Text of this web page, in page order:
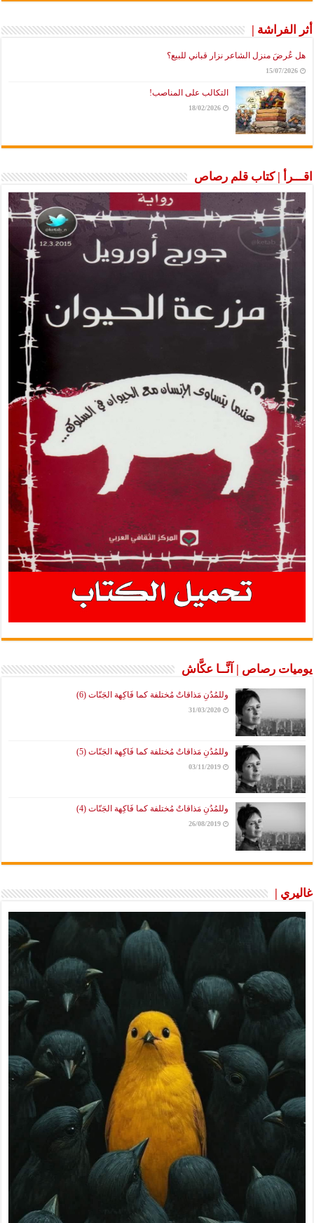
أثر الفراشة |
هل عُرضَ منزل الشاعر نزار قباني للبيع؟
15/07/2026
التكالب على المناصب!
18/02/2026
اقـــرأ | كتاب قلم رصاص
يوميات رصاص | آنَّــا عكَّاش
وللمُدُنِ مَذاقاتٌ مُختلفة كما فَاكِهة الجَنّات (6)
31/03/2020
وللمُدُنِ مَذاقاتٌ مُختلفة كما فَاكِهة الجَنّات (5)
03/11/2019
وللمُدُنِ مَذاقاتٌ مُختلفة كما فَاكِهة الجَنّات (4)
26/08/2019
غاليري |